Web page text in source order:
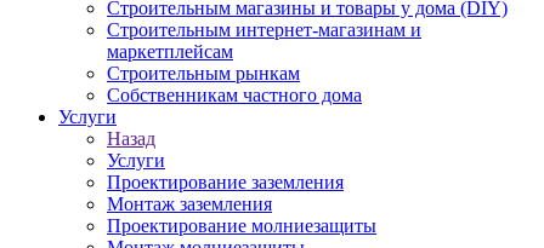
Строительным магазины и товары у дома (DIY)
Строительным интернет-магазинам и
маркетплейсам
Строительным рынкам
Собственникам частного дома
Услуги
Назад
Услуги
Проектирование заземления
Монтаж заземления
Проектирование молниезащиты